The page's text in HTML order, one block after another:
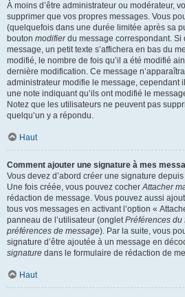
À moins d’être administrateur ou modérateur,
supprimer que vos propres messages. Vous
(quelquefois dans une durée limitée après sa
bouton modifierdu message correspondant. Si
message, un petit texte s’affichera en bas du
modifié, le nombre de fois qu’il a été modifié
dernière modification. Ce message
administrateur modifie le message, cependant
une note indiquant qu’ils ont modifié le
Notez que les utilisateurs ne peuvent pas
quelqu’un y a répondu.
Haut
Comment ajouter une signature à mes
Vous devez d’abord créer une signature
Une fois créée, vous pouvez cocherAttacher
rédaction de message. Vous pouvez aussi
tous vos messages en activant l’option «
panneau de l’utilisateur (ongletPréférences du
préférences de message). Par la suite, vous
signature d’être ajoutée à un message en
signature dans le formulaire de rédaction de
Haut